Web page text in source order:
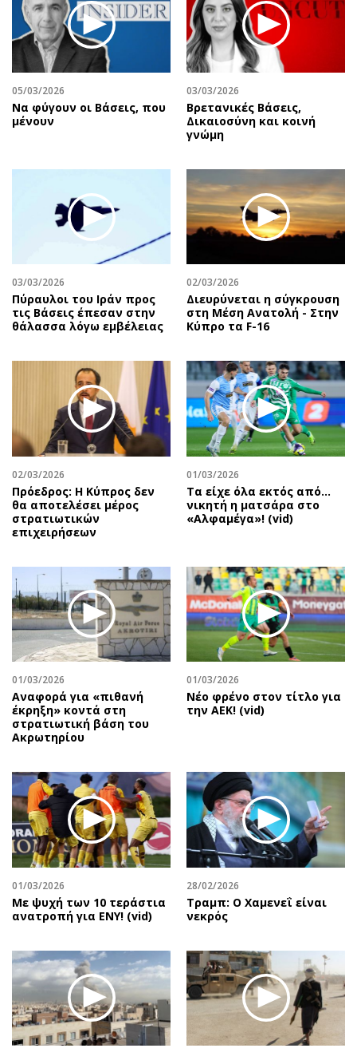
Ελλάδα
Κόσμος
Παράξενα
Πολιτισμός
Σινεμά
Θέατρο-Χορός
Χειρόγραφα
Συνταγές
Έξοδος
Media
Εκπομπές
Wine routes
Podcasts
Προσφορές
Προσωπικότητες στην ''Κ''
Επιστολές
05/03/2026
Να φύγουν οι Βάσεις, που
μένουν
03/03/2026
Βρετανικές Βάσεις,
Δικαιοσύνη και κοινή
γνώμη
03/03/2026
Πύραυλοι του Ιράν προς
τις Βάσεις έπεσαν στην
θάλασσα λόγω εμβέλειας
02/03/2026
Διευρύνεται η σύγκρουση
στη Μέση Ανατολή - Στην
Κύπρο τα F-16
02/03/2026
Πρόεδρος: Η Κύπρος δεν
θα αποτελέσει μέρος
στρατιωτικών
επιχειρήσεων
01/03/2026
Τα είχε όλα εκτός από…
νικητή η ματσάρα στο
«Αλφαμέγα»! (vid)
01/03/2026
Αναφορά για «πιθανή
έκρηξη» κοντά στη
στρατιωτική βάση του
Ακρωτηρίου
01/03/2026
Νέο φρένο στον τίτλο για
την ΑΕΚ! (vid)
01/03/2026
Με ψυχή των 10 τεράστια
ανατροπή για ΕΝΥ! (vid)
28/02/2026
Τραμπ: Ο Χαμενεΐ είναι
νεκρός